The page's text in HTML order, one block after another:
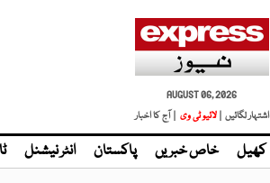
AUGUST 06, 2026
اشتہار لگائیں | لائیو ٹی وی | آج کا اخبار
کھیل خاص خبریں پاکستان انٹر نیشنل